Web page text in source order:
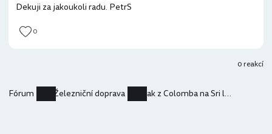
Dekuji za jakoukoli radu. PetrS
0
0 reakcí
Fórum Železniční doprava Jak z Colomba na Sri lance